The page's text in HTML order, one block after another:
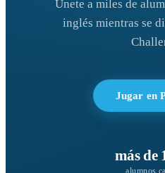
Únete a miles de
inglés mientras se
Jugar en
más de
alumnos